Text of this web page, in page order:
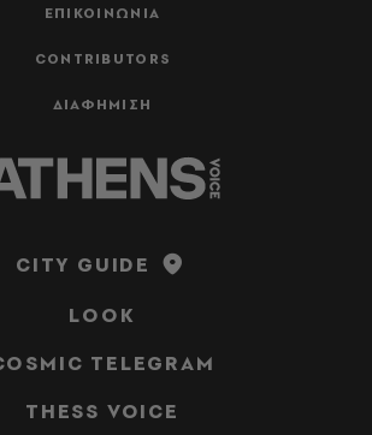
ΕΠΙΚΟΙΝΩΝΙΑ
CONTRIBUTORS
ΔΙΑΦΗΜΙΣΗ
CITY GUIDE
LOOK
TELEGRAM
THESS VOICE